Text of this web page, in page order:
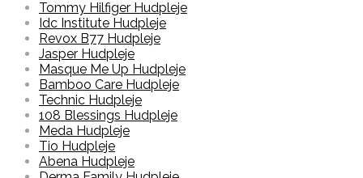
Tommy Hilfiger Hudpleje
Idc Institute Hudpleje
Revox B77 Hudpleje
Jasper Hudpleje
Masque Me Up Hudpleje
Bamboo Care Hudpleje
Technic Hudpleje
108 Blessings Hudpleje
Meda Hudpleje
Tio Hudpleje
Abena Hudpleje